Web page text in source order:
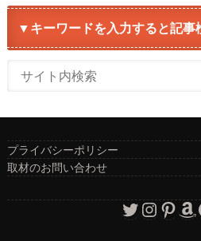
▼キーワードを入力すると記事
プライバシーポリシー
取材のお問い合わせ
Twitter